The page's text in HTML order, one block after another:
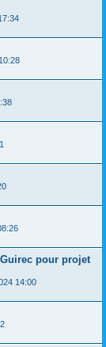
pour projet
14:00